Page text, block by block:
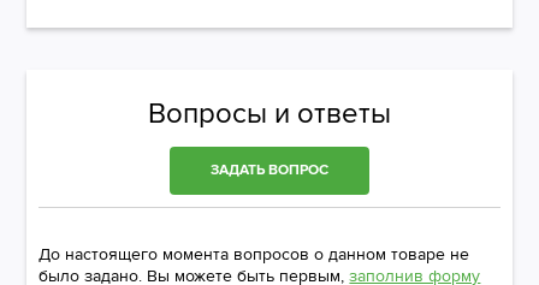
Вопросы и ответы
ЗАДАТЬ ВОПРОС
До настоящего момента вопросов о данном товаре не
было задано. Вы можете быть первым,заполнив форму